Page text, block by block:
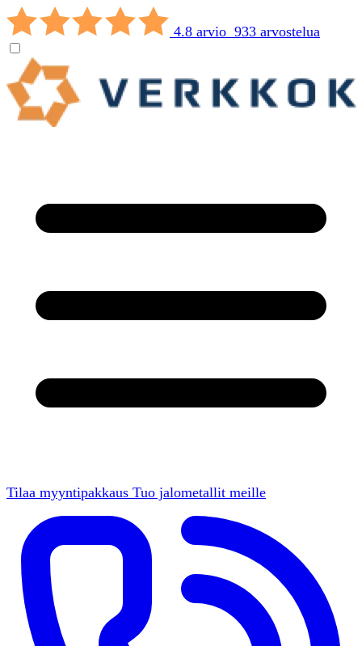
4.8 arvio 933 arvostelua
Tilaa myyntipakkaus Tuo jalometallit meille